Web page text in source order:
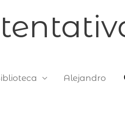
Alejandro